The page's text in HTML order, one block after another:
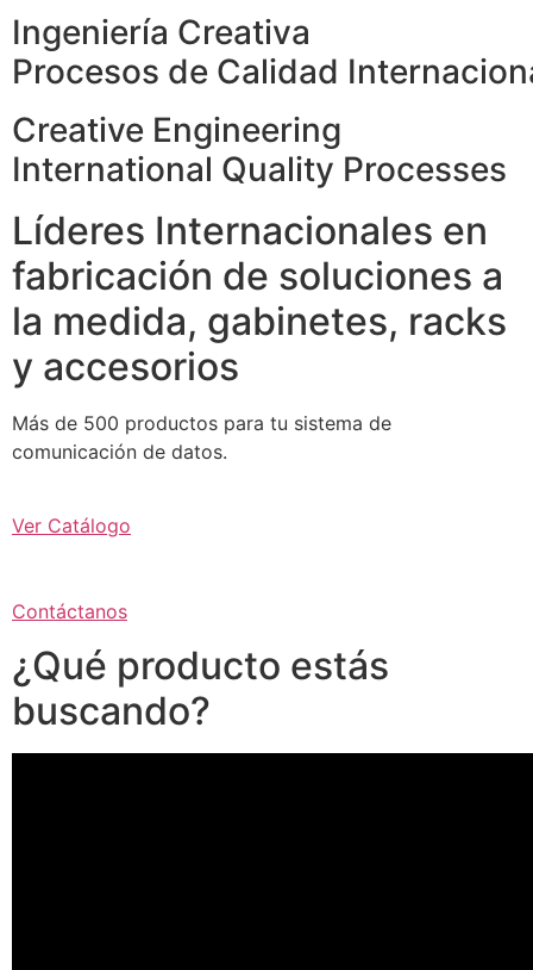
Ingeniería Creativa
Procesos de Calidad
Creative Engineering
International Quality Processes
Líderes Internacionales en
fabricación de soluciones a
la medida, gabinetes, racks
y accesorios
Más de 500 productos para tu sistema de
comunicación de datos.
Ver Catálogo
Contáctanos
¿Qué producto estás
buscando?